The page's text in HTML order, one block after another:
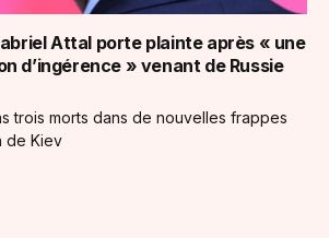
Attal porte plainte après « une
d’ingérence » venant de Russie